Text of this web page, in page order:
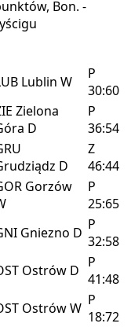
Bon. -
Lublin W
P
30:60
Zielona
D
P
36:54
D
Z
46:44
Gorzów
P
25:65
Gniezno D P
32:58
Ostrów D P
41:48
OstrówW P
18:72